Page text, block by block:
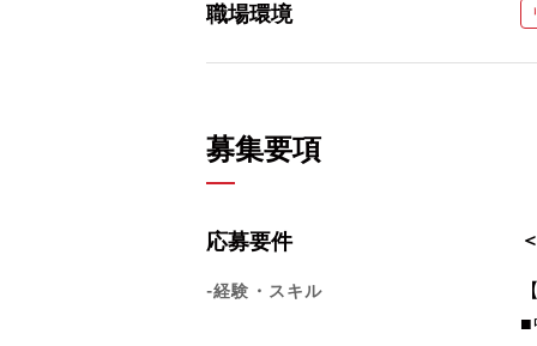
職場環境
募集要項
応募要件
-経験・スキル
■